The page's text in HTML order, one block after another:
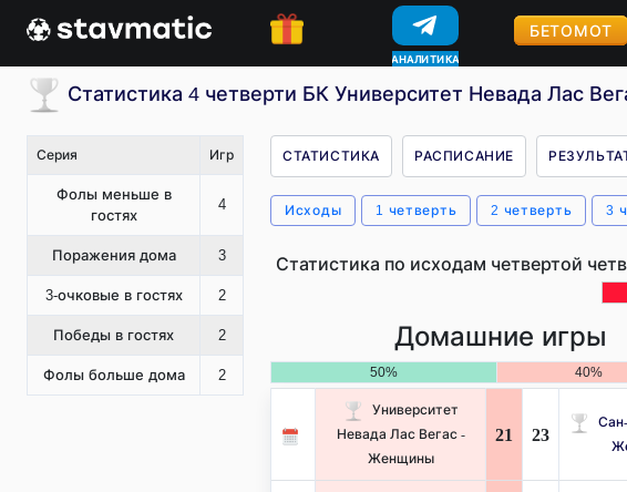
АНАЛИТИКА
КОНКУРСЫ
БЕТОМОТ
Статистика 4 четверти БК Университет Невада Лас
Серия Игр
Фолы меньше в
гостях
4
Поражения дома 3
3-очковые в гостях 2
Победы в гостях 2
Фолы больше дома 2
СТАТИСТИКА РАСПИСАНИЕ
Исходы 1 четверть 2 четверть 3
Статистика по исходам четвертой
Домашние игры
50% 40%
Университет
Невада Лас Вегас -
Женщины
21 23